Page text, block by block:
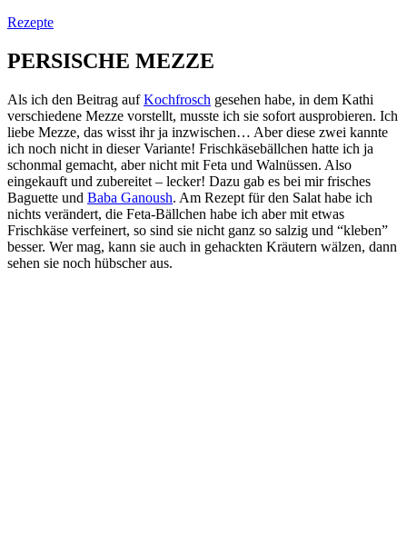
Rezepte
PERSISCHE MEZZE
Als ich den Beitrag aufKochfrosch gesehen habe, in dem Kathi
verschiedene Mezze vorstellt, musste ich sie sofort ausprobieren. Ich
liebe Mezze, das wisst ihr ja inzwischen… Aber diese zwei kannte
ich noch nicht in dieser Variante! Frischkäsebällchen hatte ich ja
schonmal gemacht, aber nicht mit Feta und Walnüssen. Also
eingekauft und zubereitet – lecker! Dazu gab es bei mir frisches
Baguette und Baba Ganoush. Am Rezept für den Salat habe ich
nichts verändert, die Feta-Bällchen habe ich aber mit etwas
Frischkäse verfeinert, so sind sie nicht ganz so salzig und “kleben”
besser. Wer mag, kann sie auch in gehackten Kräutern wälzen, dann
sehen sie noch hübscher aus.